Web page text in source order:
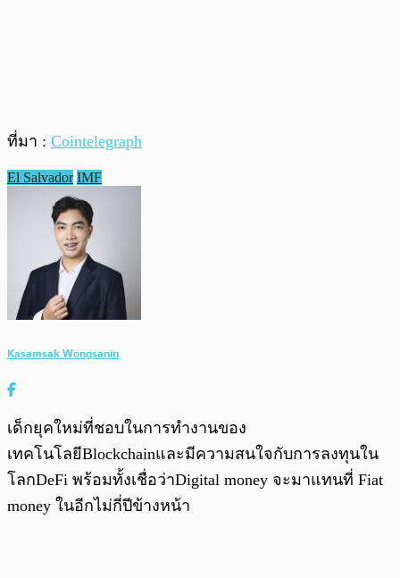
ที่มา : Cointelegraph
El Salvador IMF
Kasamsak Wongsanin
เด็กยุคใหม่ที่ชอบในการทำงานของ
เทคโนโลยีBlockchainและมีความสนใจกับการลงทุนใน
โลกDeFi พร้อมทั้งเชื่อว่าDigital money จะมาแทนที่ Fiat
money ในอีกไม่กี่ปีข้างหน้า